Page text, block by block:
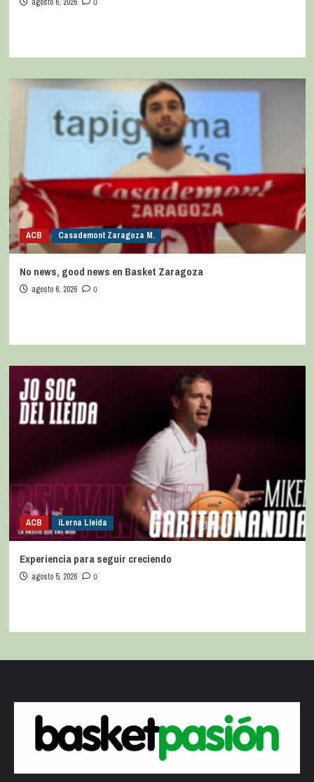
ACB Casademont Zaragoza M.
No news, good news en Basket Zaragoza
agosto 6, 2026 0
ACB iLerna Lleida
Experiencia para seguir creciendo
agosto 5, 2026 0